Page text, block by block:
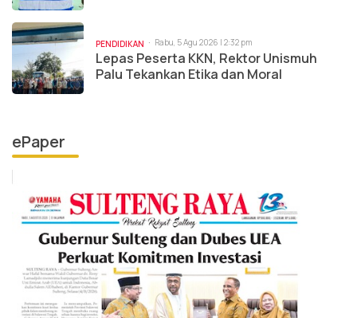
PENDIDIKAN Rabu, 5 Agu 2026 | 2:32 pm
Lepas Peserta KKN, Rektor Unismuh
Palu Tekankan Etika dan Moral
ePaper